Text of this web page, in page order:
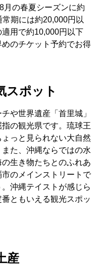
月の春夏シーズンに約
期には約20,000円以
用で約10,000円以下
のチケット予約でお得
スポット
や世界遺産「首里城」
指の観光県です。琉球王
っと見られない大自然
た、沖縄ならではの水
生き物たちとのふれあ
のメインストリートで
沖縄テイストが感じら
ともいえる観光スポッ
産